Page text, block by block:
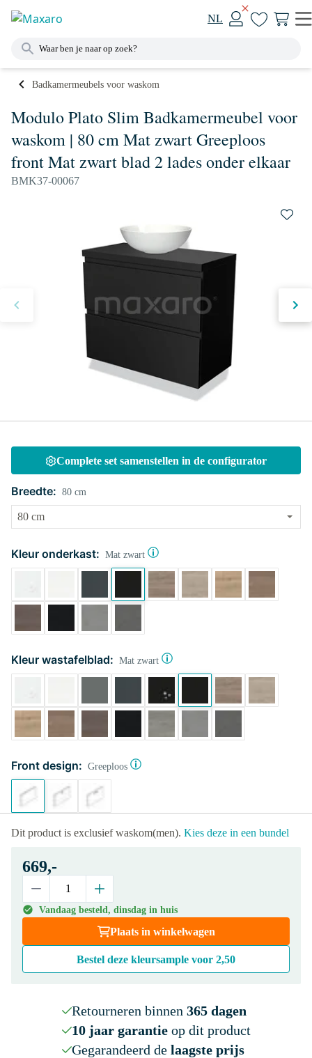
NL
Badkamermeubels voor waskom
Modulo Plato Slim Badkamermeubel voor
waskom | 80 cm Mat zwart Greeploos
front Mat zwart blad 2 lades onder elkaar
BMK37-00067
Complete set samenstellen in de configurator
Breedte: 80 cm
Kleur onderkast: Mat zwart
Kleur wastafelblad: Mat zwart
Front design: Greeploos
Dit product is exclusief waskom(men). Kies deze in een bundel
669,-
Vandaag besteld, dinsdag in huis
Plaats in winkelwagen
Bestel deze kleursample voor 2,50
Retourneren binnen 365 dagen
10 jaar garantieop dit product
Gegarandeerd de laagste prijs